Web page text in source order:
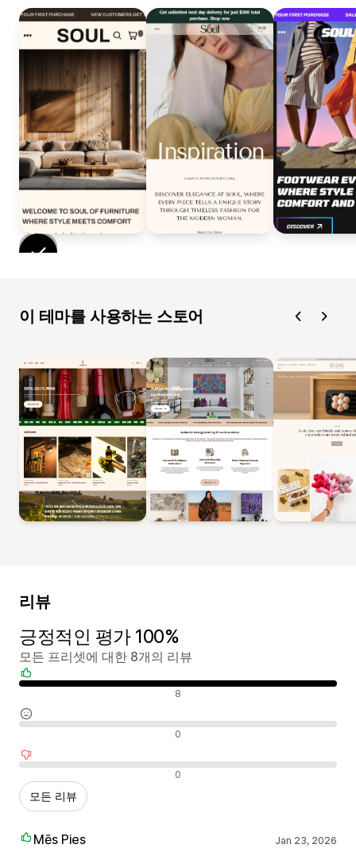
이 테마를 사용하는 스토어
리뷰
긍정적인 평가 100%
모든 프리셋에 대한 8개의 리뷰
긍정적인 리뷰 8
중립적인 리뷰 0
부정적인 리뷰 0
모든 리뷰
Mēs Pies Jan 23, 2026